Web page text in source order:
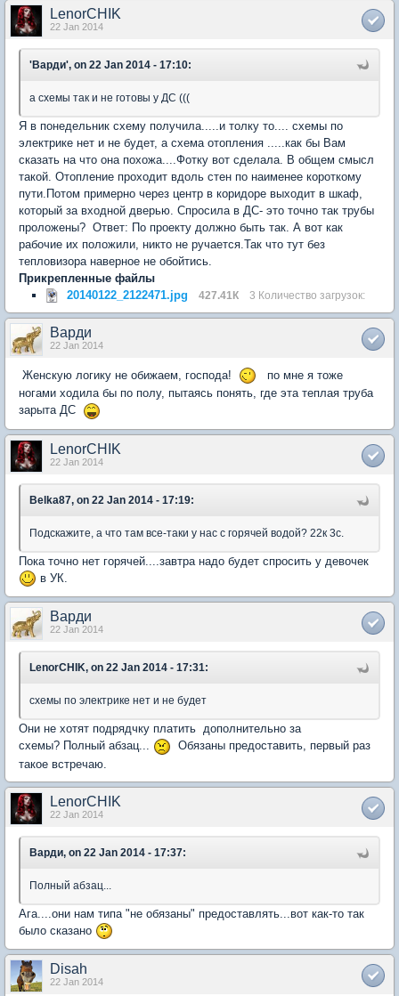
LenorCHIK
22 Jan 2014
'Варди', on 22 Jan 2014 - 17:10:
а схемы так и не готовы у ДС (((
Я в понедельник схему получила.....и толку то.... схемы по
электрике нет и не будет, а схема отопления .....как бы Вам
сказать на что она похожа....Фотку вот сделала. В общем смысл
такой. Отопление проходит вдоль стен по наименее короткому
пути.Потом примерно через центр в коридоре выходит в шкаф,
который за входной дверью. Спросила в ДС- это точно так трубы
проложены? Ответ: По проекту должно быть так. А вот как
рабочие их положили, никто не ручается.Так что тут без
тепловизора наверное не обойтись.
Прикрепленные файлы
20140122_2122471.jpg
427.41К 3 Количество загрузок:
Варди
22 Jan 2014
Женскую логику не обижаем, господа!
по мне я тоже
ногами ходила бы по полу, пытаясь понять, где эта теплая труба
зарыта ДС
LenorCHIK
22 Jan 2014
Belka87, on 22 Jan 2014 - 17:19:
Подскажите, а что там все-таки у нас с горячей водой? 22к 3с.
Пока точно нет горячей....завтра надо будет спросить у девочек
в УК.
Варди
22 Jan 2014
LenorCHIK, on 22 Jan 2014 - 17:31:
схемы по электрике нет и не будет
Они не хотят подрядчку платить дополнительно за
схемы? Полный абзац...
Обязаны предоставить, первый раз
такое встречаю.
LenorCHIK
22 Jan 2014
Варди, on 22 Jan 2014 - 17:37:
Полный абзац...
Ага....они нам типа "не обязаны" предоставлять...вот как-то так
было сказано
Disah
22 Jan 2014